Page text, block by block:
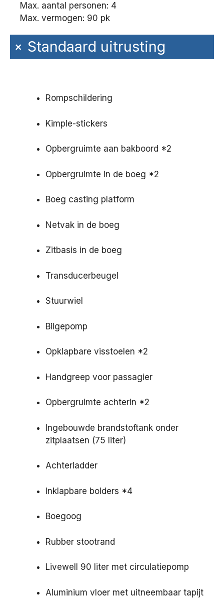
Max. aantal personen: 4
Max. vermogen: 90 pk
+Standaard uitrusting
Rompschildering
Kimple-stickers
Opbergruimte aan bakboord *2
Opbergruimte in de boeg *2
Boeg casting platform
Netvak in de boeg
Zitbasis in de boeg
Transducerbeugel
Stuurwiel
Bilgepomp
Opklapbare visstoelen *2
Handgreep voor passagier
Opbergruimte achterin *2
Ingebouwde brandstoftank onder
zitplaatsen (75 liter)
Achterladder
Inklapbare bolders *4
Boegoog
Rubber stootrand
Livewell 90 liter met circulatiepomp
Aluminium vloer met uitneembaar tapijt